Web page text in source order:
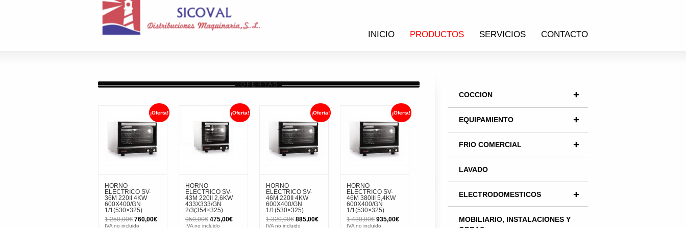
INICIO PRODUCTOS SERVICIOS CONTACTO
O F E R T A S
¡Oferta!
HORNO
ELECTRICO SV-
36M 220II 4KW
600X400/GN
1/1(530×325)
1.250,00€ El
precio
760,00€El
IVA no incluido
¡Oferta!
HORNO
ELECTRICO SV-
43M 220II 2,6KW
433X333/GN
2/3(354×325)
950,00€ El
precio
475,00€El
IVA no incluido
¡Oferta!
HORNO
ELECTRICO SV-
46M 220II 4KW
600X400/GN
1/1(530×325)
1.320,00€ El
precio
885,00€El
IVA no incluido
¡Oferta!
HORNO
ELECTRICO SV-
46M 380III 5,4KW
600X400/GN
1/1(530×325)
1.420,00€ El
precio
935,00€El
IVA no incluido
+
COCCION
+
EQUIPAMIENTO
+
FRIO COMERCIAL
LAVADO
+
ELECTRODOMESTICOS
MOBILIARIO, INSTALACIONES Y